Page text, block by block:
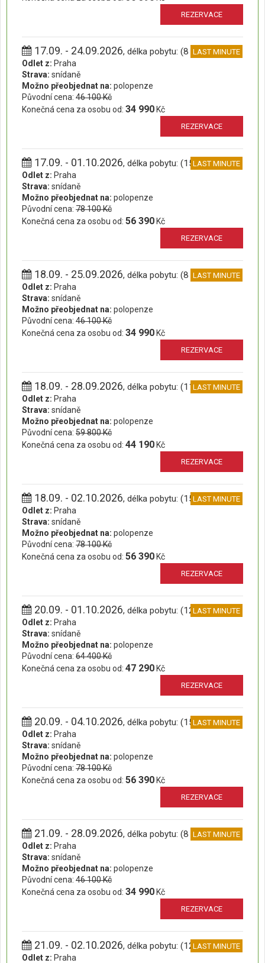
REZERVACE
17.09. - 24.09.2026, délka pobytu: (8 dní)LAST MINUTE
Odlet z: Praha
Strava: snídaně
Možno přeobjednat na: polopenze
Původní cena: 46 100 Kč
Konečná cena za osobu od: 34 990 Kč
REZERVACE
17.09. - 01.10.2026, délka pobytu: (15 dní)LAST MINUTE
Odlet z: Praha
Strava: snídaně
Možno přeobjednat na: polopenze
Původní cena: 78 100 Kč
Konečná cena za osobu od: 56 390 Kč
REZERVACE
18.09. - 25.09.2026, délka pobytu: (8 dní)LAST MINUTE
Odlet z: Praha
Strava: snídaně
Možno přeobjednat na: polopenze
Původní cena: 46 100 Kč
Konečná cena za osobu od: 34 990 Kč
REZERVACE
18.09. - 28.09.2026, délka pobytu: (11 dní)LAST MINUTE
Odlet z: Praha
Strava: snídaně
Možno přeobjednat na: polopenze
Původní cena: 59 800 Kč
Konečná cena za osobu od: 44 190 Kč
REZERVACE
18.09. - 02.10.2026, délka pobytu: (15 dní)LAST MINUTE
Odlet z: Praha
Strava: snídaně
Možno přeobjednat na: polopenze
Původní cena: 78 100 Kč
Konečná cena za osobu od: 56 390 Kč
REZERVACE
20.09. - 01.10.2026, délka pobytu: (12 dní)LAST MINUTE
Odlet z: Praha
Strava: snídaně
Možno přeobjednat na: polopenze
Původní cena: 64 400 Kč
Konečná cena za osobu od: 47 290 Kč
REZERVACE
20.09. - 04.10.2026, délka pobytu: (15 dní)LAST MINUTE
Odlet z: Praha
Strava: snídaně
Možno přeobjednat na: polopenze
Původní cena: 78 100 Kč
Konečná cena za osobu od: 56 390 Kč
REZERVACE
21.09. - 28.09.2026, délka pobytu: (8 dní)LAST MINUTE
Odlet z: Praha
Strava: snídaně
Možno přeobjednat na: polopenze
Původní cena: 46 100 Kč
Konečná cena za osobu od: 34 990 Kč
REZERVACE
21.09. - 02.10.2026, délka pobytu: (12 dní)LAST MINUTE
Odlet z: Praha